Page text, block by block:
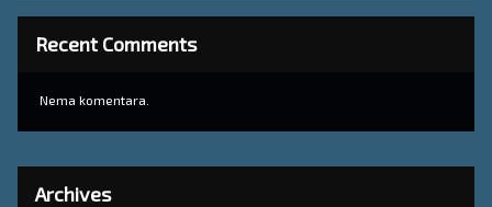
Recent Comments
Nema komentara.
Archives